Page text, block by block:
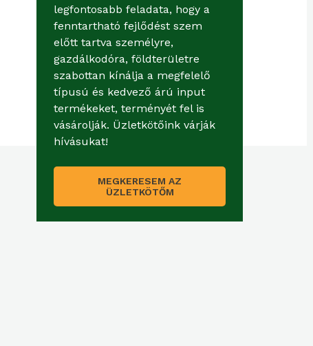
legfontosabb feladata, hogy a
fenntartható fejlődést szem
előtt tartva személyre,
gazdálkodóra, földterületre
szabottan kínálja a megfelelő
típusú és kedvező árú input
termékeket, terményét fel is
vásárolják. Üzletkötőink várják
hívásukat!
MEGKERESEM AZ
ÜZLETKÖTŐM